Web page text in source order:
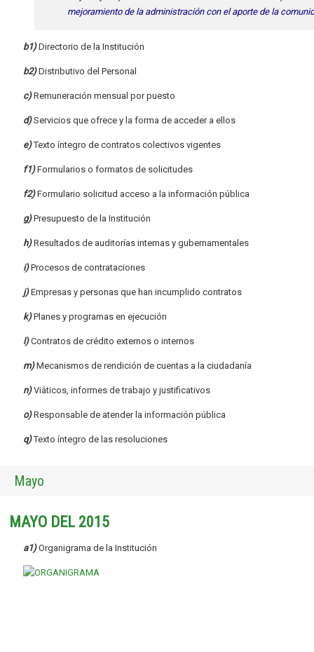
mejoramiento de la administración con el aporte de la
b1)Directorio de la Institución
b2)Distributivo del Personal
c)Remuneración mensual por puesto
d)Servicios que ofrece y la forma de acceder a ellos
e)Texto íntegro de contratos colectivos vigentes
f1)Formularios o formatos de solicitudes
f2)Formulario solicitud acceso a la información pública
g) Presupuesto de la Institución
h)Resultados de auditorías internas y gubernamentales
i) Procesos de contrataciones
j) Empresas y personas que han incumplido contratos
k) Planes y programas en ejecución
l) Contratos de crédito externos o internos
m)Mecanismos de rendición de cuentas a la ciudadanía
n)Viáticos, informes de trabajo y justificativos
o)Responsable de atender la información pública
q) Texto íntegro de las resoluciones
Mayo
MAYO DEL 2015
a1) Organigrama de la Institución